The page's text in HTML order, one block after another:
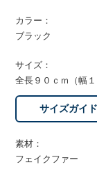
カラー：
ブラック
サイズ：
全長９０ｃｍ（幅
サイズガイド
素材：
フェイクファー